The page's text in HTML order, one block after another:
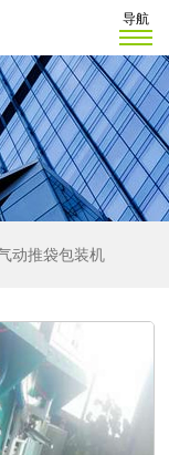
导航
动推袋包装机